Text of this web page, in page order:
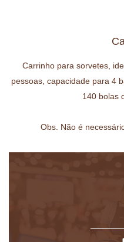
Carrinho para sorvetes,
pessoas, capacidade para 4
140 bolas
Obs. Não é